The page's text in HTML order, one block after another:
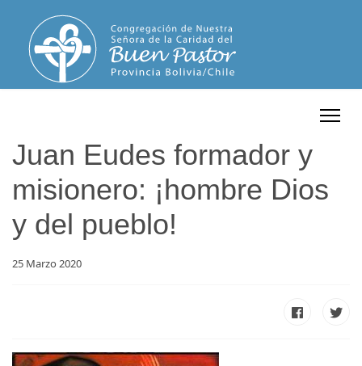
Juan Eudes formador y
misionero: ¡hombre Dios
y del pueblo!
25 Marzo 2020